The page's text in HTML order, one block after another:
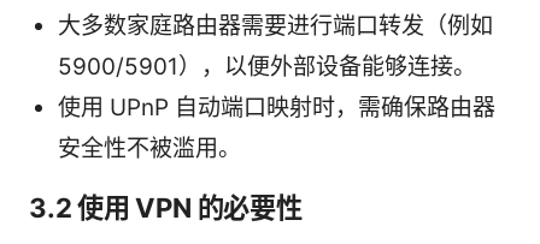
大多数家庭路由器需要进行端口转发（例如
5900/5901），以便外部设备能够连接。
使用 UPnP 自动端口映射时，需确保路由器
安全性不被滥用。
3.2 使用 VPN 的必要性